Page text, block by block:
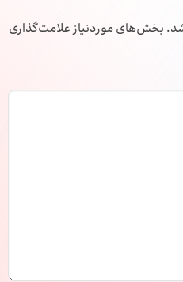
بخش‌های موردنیاز علامت‌گذاری